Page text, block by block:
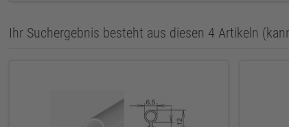
Ihr Suchergebnis besteht aus diesen 4 Artikeln